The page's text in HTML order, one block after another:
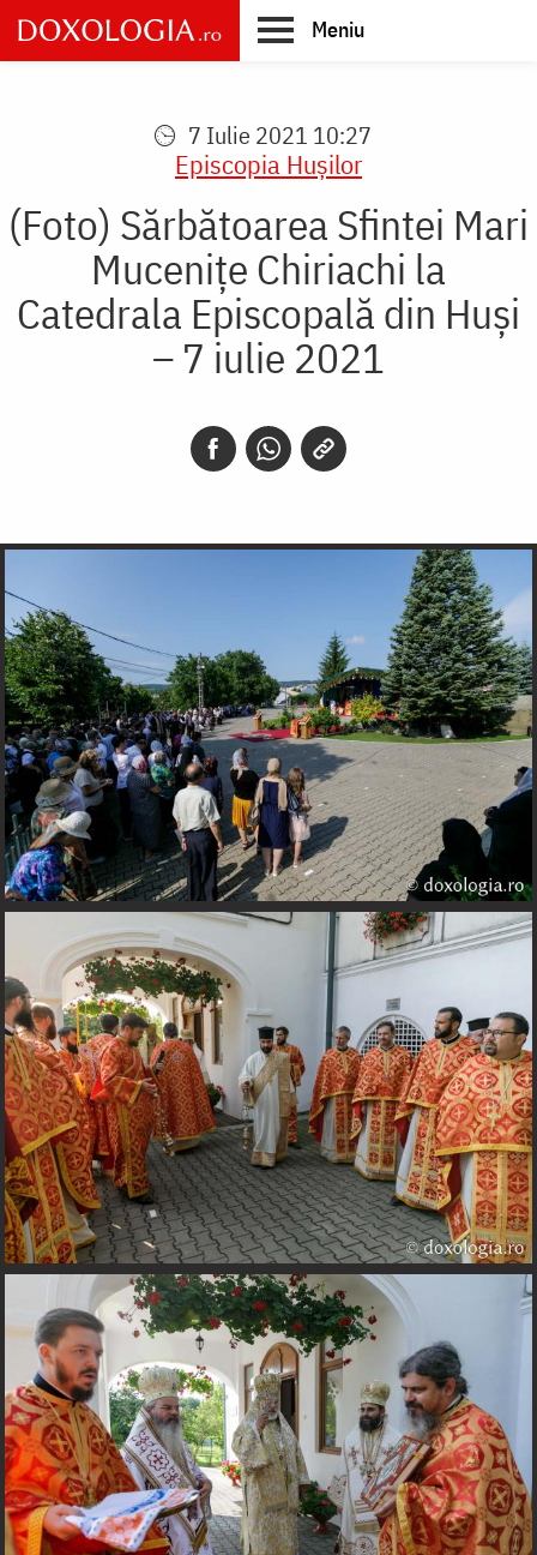
Skip
to
main
Meniu
7 Iulie 2021 10:27
Episcopia Huşilor
(Foto) Sărbătoarea Sfintei Mari
Mucenițe Chiriachi la
Catedrala Episcopală din Huși
– 7 iulie 2021